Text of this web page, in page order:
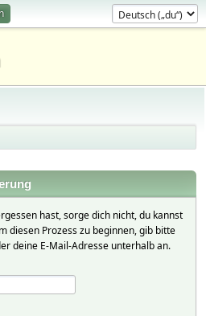
hast, sorge dich nicht, du kannst
diesen Prozess zu beginnen, gib bitte
deine E-Mail-Adresse unterhalb an.